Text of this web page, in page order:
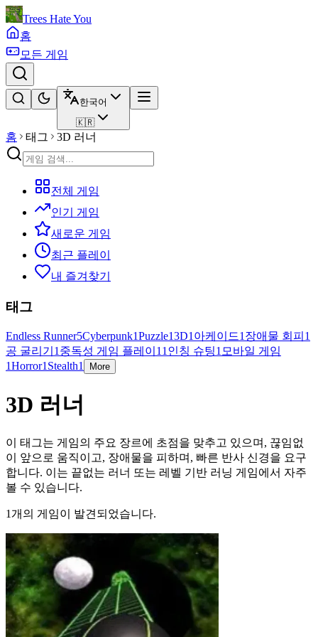
Trees Hate You
홈
모든 게임
한국어
🇰🇷
홈 태그 3D 러너
전체 게임
인기 게임
새로운 게임
최근 플레이
내 즐겨찾기
태그
Endless Runner5Cyberpunk1Puzzle13D1아케이드1장애물 회피 1
공 굴리기 1중독성 게임 플레이 11인칭 슈팅1모바일 게임
1Horror1Stealth1 More
3D 러너
이 태그는 게임의 주요 장르에 초점을 맞추고 있으며, 끊임없
이 앞으로 움직이고, 장애물을 피하며, 빠른 반사 신경을 요구
합니다. 이는 끝없는 러너 또는 레벨 기반 러닝 게임에서 자주
볼 수 있습니다.
1개의 게임이 발견되었습니다.